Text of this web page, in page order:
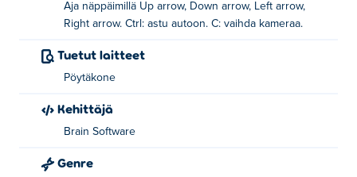
Aja näppäimillä Up arrow, Down arrow, Left arrow,
Right arrow. Ctrl: astu autoon. C: vaihda kameraa.
Tuetut laitteet
Pöytäkone
Kehittäjä
Brain Software
Genre